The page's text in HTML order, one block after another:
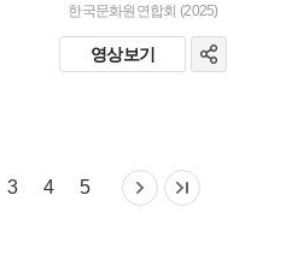
한국문화원연합회 (2025)
영상보기
3 4 5